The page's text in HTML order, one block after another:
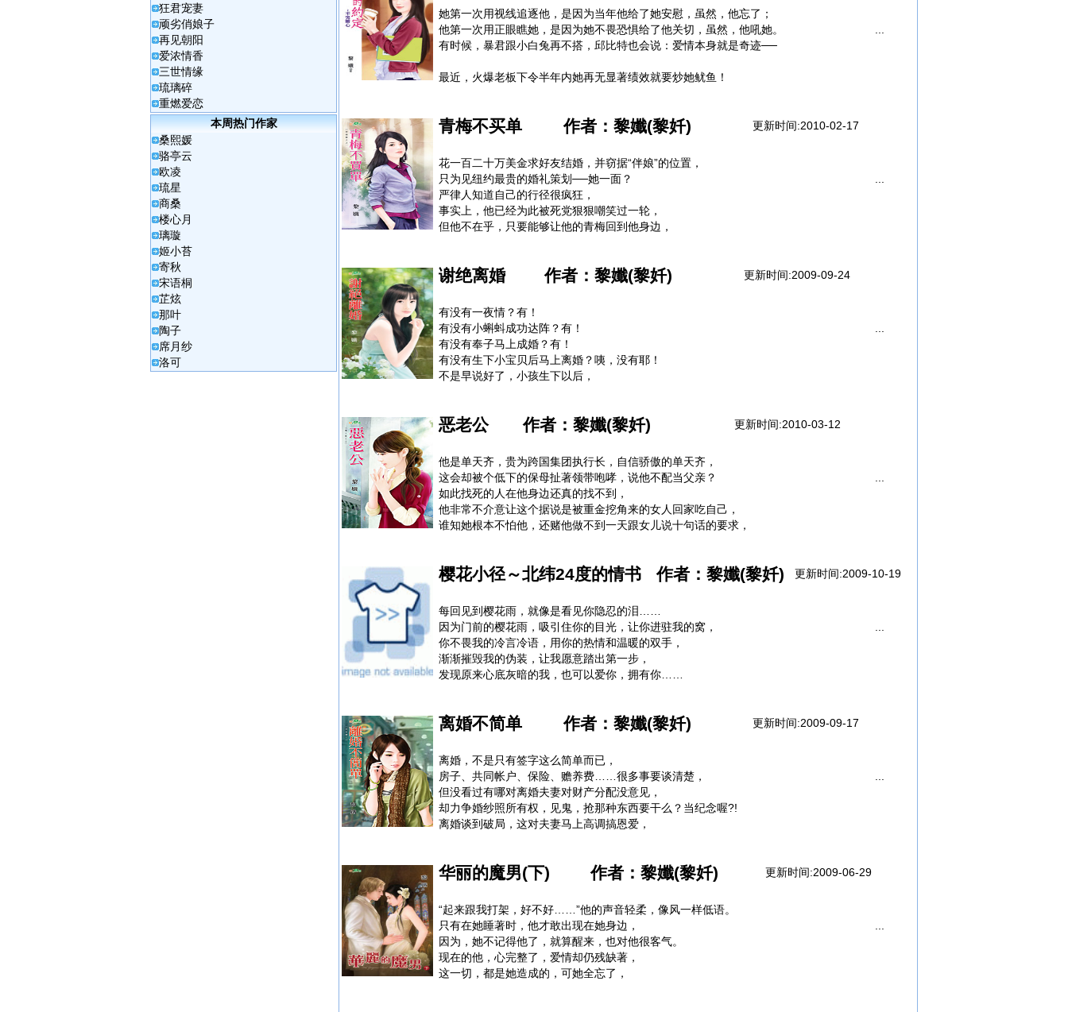
狂君宠妻
顽劣俏娘子
再见朝阳
爱浓情香
三世情缘
琉璃碎
重燃爱恋
本周热门作家
桑熙媛
骆亭云
欧凌
琉星
商桑
楼心月
璃璇
姬小苔
寄秋
宋语桐
芷炫
那叶
陶子
席月纱
洛可
终于，在一个天时地利人和的浪漫月夜下，“不小心”吃了她，
然后负责任的娶了她……太完美了，所有事都在他的预料之中，
只除了一件事……
她第一次用视线追逐他，是因为当年他给了她安慰，虽然，他忘了；
他第一次用正眼瞧她，是因为她不畏恐惧给了他关切，虽然，他吼她。
有时候，暴君跟小白兔再不搭，邱比特也会说：爱情本身就是奇迹──
最近，火爆老板下令半年内她再无显著绩效就要炒她鱿鱼！
没想到对象换成老板，绩效变了样，两人竟然上了床，
正常来说应该是这样──谈恋爱、见家长、亲密行为。
但看到她穿美美的要去相亲，他就一整个火大！
甚至恶意的拿酒灌醉她，趁她迷糊点头时，让她失约+失身，
后来他发现那是妒火燃烧，其实他是喜欢上她了，可是……
他不过是顺序搞错了，她有必要避他如蛇蝎吗？
青梅不买单 作者： 黎孅(黎奷) 更新时间:2010-02-17
花一百二十万美金求好友结婚，并窃据“伴娘”的位置，
只为见纽约最贵的婚礼策划──她一面？
严律人知道自己的行径很疯狂，
事实上，他已经为此被死党狠狠嘲笑过一轮，
但他不在乎，只要能够让他的青梅回到他身边，
曾经，她小小的世界绕著他旋转，
即便得到不及付出的百分之一也毫无怨言，
就只怕被律人哥哥嫌弃退婚，到时候，她还剩下什么？
却不知道他早就违背婚约在外包养情妇，
真心被弃如敝屣，她决定要先爱自己、找到生活的重心，
可他为何还要再出现扰乱她的心？
谢绝离婚 作者： 黎孅(黎奷) 更新时间:2009-09-24
有没有一夜情？有！
有没有小蝌蚪成功达阵？有！
有没有奉子马上成婚？有！
有没有生下小宝贝后马上离婚？咦，没有耶！
不是早说好了，小孩生下以后，
不但由她决定小孩的名字，还怕她太累，请保母帮忙照顾！
还办了张附卡随便她刷，
但最令她想不通的是，他常把她打扮得漂漂亮亮带出门，
到处对别人介绍她是他老婆，还动不动就吃她的嫩豆腐，
他真的要跟她离婚吗？何时？何地？可不可以先知会一下？
恶老公 作者： 黎孅(黎奷) 更新时间:2010-03-12
他是单天齐，贵为跨国集团执行长，自信骄傲的单天齐，
这会却被个低下的保母扯著领带咆哮，说他不配当父亲？
如此找死的人在他身边还真的找不到，
他非常不介意让这个据说是被重金挖角来的女人回家吃自己，
谁知她根本不怕他，还赌他做不到一天跟女儿说十句话的要求，
失控的情况逼得他不得不偷偷观察她，偷师她的育儿招数，
从前的自负通通消失不见，只剩下对她才会出现的依赖和无措，
这种症状是什么她应该也晓得，可既然她还想装蒜，
那么奸诈狡猾那一面的自己也是时候出来摊牌了……
樱花小径～北纬24度的情书 作者： 黎孅(黎奷) 更新时间:2009-10-19
每回见到樱花雨，就像是看见你隐忍的泪……
因为门前的樱花雨，吸引住你的目光，让你进驻我的窝，
你不畏我的冷言冷语，用你的热情和温暖的双手，
渐渐摧毁我的伪装，让我愿意踏出第一步，
发现原来心底灰暗的我，也可以爱你，拥有你……
离婚不简单 作者： 黎孅(黎奷) 更新时间:2009-09-17
离婚，不是只有签字这么简单而已，
房子、共同帐户、保险、赡养费……很多事要谈清楚，
但没看过有哪对离婚夫妻对财产分配没意见，
却力争婚纱照所有权，见鬼，抢那种东西要干么？当纪念喔?!
离婚谈到破局，这对夫妻马上高调搞恩爱，
合作无间、天生绝配，所以全部的人包括李先生这位当事人，
明明两人在床上很速配，他一夜多次的表现也可圈可点，
一年一度的出国度假十分顺利，他的好老公形象加分到爆表，
看来想套出他们婚姻危机是啥，就得靠高科技来“打听消息”，
真相是──李先生搞劈腿，地下情人不时打电话来对正宫呛声，
李先生马上喊冤，因为他也是看报告才知自己有个第三者啊……
华丽的魔男(下) 作者： 黎孅(黎奷) 更新时间:2009-06-29
“起来跟我打架，好不好……”他的声音轻柔，像风一样低语。
只有在她睡著时，他才敢出现在她身边，
因为，她不记得他了，就算醒来，也对他很客气。
现在的他，心完整了，爱情却仍残缺著，
这一切，都是她造成的，可她全忘了，